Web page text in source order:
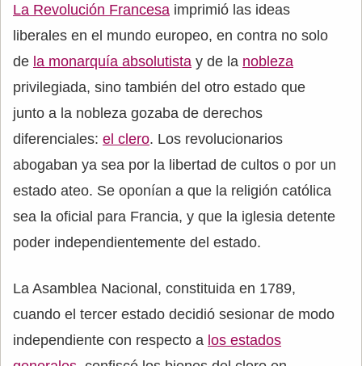
La Revolución Francesa imprimió las ideas
liberales en el mundo europeo, en contra no solo
de la monarquía absolutista y de la nobleza
privilegiada, sino también del otro estado que
junto a la nobleza gozaba de derechos
diferenciales: el clero. Los revolucionarios
abogaban ya sea por la libertad de cultos o por un
estado ateo. Se oponían a que la religión católica
sea la oficial para Francia, y que la iglesia detente
poder independientemente del estado.
La Asamblea Nacional, constituida en 1789,
cuando el tercer estado decidió sesionar de modo
independiente con respecto a los estados